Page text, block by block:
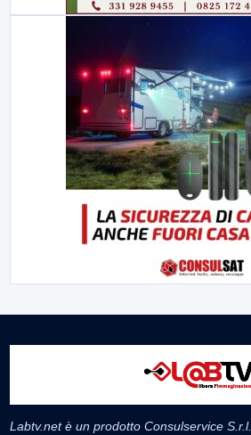
Labtv.net è un prodotto Consulservice S.r.l.